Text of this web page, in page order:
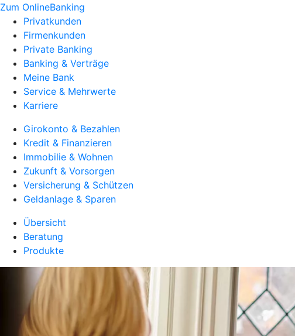
Zum OnlineBanking
Privatkunden
Firmenkunden
Private Banking
Banking & Verträge
Meine Bank
Service & Mehrwerte
Karriere
Girokonto & Bezahlen
Kredit & Finanzieren
Immobilie & Wohnen
Zukunft & Vorsorgen
Versicherung & Schützen
Geldanlage & Sparen
Übersicht
Beratung
Produkte